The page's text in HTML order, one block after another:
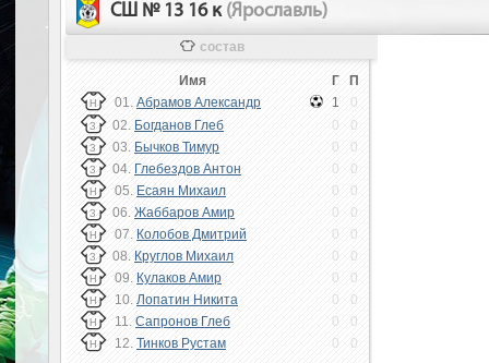
СШ № 13 16 к (Ярославль)
состав
Имя Г П
Н 01. Абрамов Александр 1 0
З 02. Богданов Глеб 0 0
З 03. Бычков Тимур 0 0
З 04. Глебездов Антон 0 0
Н 05. Есаян Михаил 0 0
З 06. Жаббаров Амир 0 0
Н 07. Колобов Дмитрий 0 0
З 08. Круглов Михаил 0 0
Н 09. Кулаков Амир 0 0
Н 10. Лопатин Никита 0 0
Н 11. Сапронов Глеб 0 0
Н 12. Тинков Рустам 0 0